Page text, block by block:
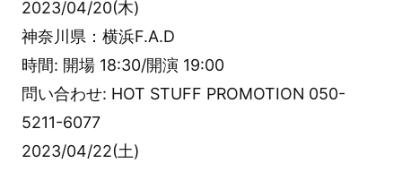
2023/04/20(木)
神奈川県：横浜F.A.D
時間: 開場 18:30/開演 19:00
問い合わせ: HOT STUFF PROMOTION 050-
5211-6077
2023/04/22(土)